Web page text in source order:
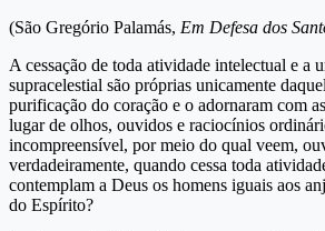
(São Gregório Palamás, Em Defesa dos
A cessação de toda atividade intelectual e a
supracelestial são próprias unicamente
purificação do coração e o adornaram com
lugar de olhos, ouvidos e raciocínios
incompreensível, por meio do qual veem,
verdadeiramente, quando cessa toda
contemplam a Deus os homens iguais aos
do Espírito?